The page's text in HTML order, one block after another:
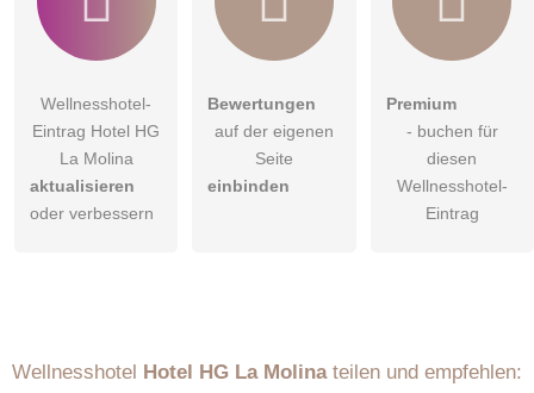
Wellnesshotel-
Eintrag Hotel HG
La Molina
aktualisieren
oder verbessern
Bewertungen
auf der eigenen
Seite
einbinden
Premium
- buchen für
diesen
Wellnesshotel-
Eintrag
Wellnesshotel Hotel HG La Molinateilen und empfehlen: